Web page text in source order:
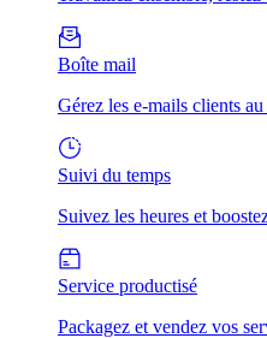
Boîte mail
Gérez les e-mails clients
Suivi du temps
Suivez les heures et
Service productisé
Packagez et vendez vos